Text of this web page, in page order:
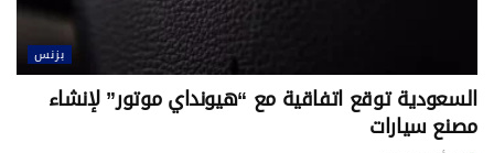
بزنس
السعودية توقع اتفاقية مع “هيونداي موتور” لإنشاء
مصنع سيارات